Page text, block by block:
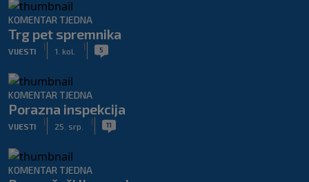
KOMENTAR TJEDNA
Trg pet spremnika
VIJESTI
|
1. kol.
| 5
KOMENTAR TJEDNA
Porazna inspekcija
VIJESTI
|
25. srp.
| 11
KOMENTAR TJEDNA